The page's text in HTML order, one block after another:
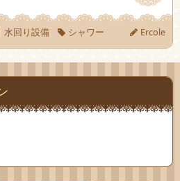
水回り設備 シャワー Ercole